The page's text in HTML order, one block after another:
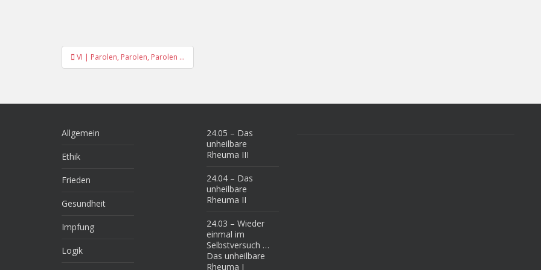
Beitragsnavigation
VI | Parolen, Parolen, Parolen …
Allgemein
Ethik
Frieden
Gesundheit
Impfung
Logik
24.05 – Das
unheilbare
Rheuma III
24.04 – Das
unheilbare
Rheuma II
24.03 – Wieder
einmal im
Selbstversuch …
Das unheilbare
Rheuma I